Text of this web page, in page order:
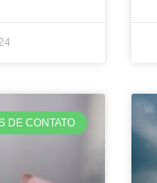
DE CONTATO